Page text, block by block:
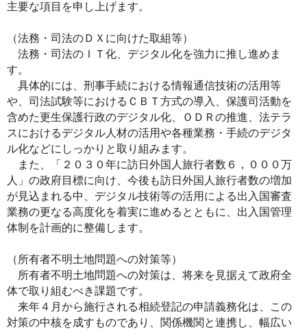
主要な項目を申し上げます。
（法務・司法のＤＸに向けた取組等）
法務・司法のＩＴ化、デジタル化を強力に推し進めま
す。
具体的には、刑事手続における情報通信技術の活用等
や、司法試験等におけるＣＢＴ方式の導入、保護司活動を
含めた更生保護行政のデジタル化、ＯＤＲの推進、法テラ
スにおけるデジタル人材の活用や各種業務・手続のデジタ
ル化などにしっかりと取り組みます。
また、「２０３０年に訪日外国人旅行者数６，０００万
人」の政府目標に向け、今後も訪日外国人旅行者数の増加
が見込まれる中、デジタル技術等の活用による出入国審査
業務の更なる高度化を着実に進めるとともに、出入国管理
体制を計画的に整備します。
（所有者不明土地問題への対策等）
所有者不明土地問題への対策は、将来を見据えて政府全
体で取り組むべき課題です。
来年４月から施行される相続登記の申請義務化は、この
対策の中核を成すものであり、関係機関と連携し、幅広い